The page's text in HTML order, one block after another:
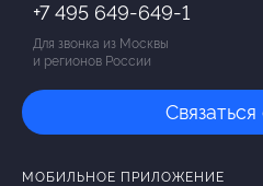
+7 495 649-649-1
Для звонка из Москвы
и регионов России
МОБИЛЬНОЕ ПРИЛОЖЕНИЕ